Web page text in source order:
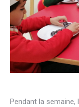
Pendant la